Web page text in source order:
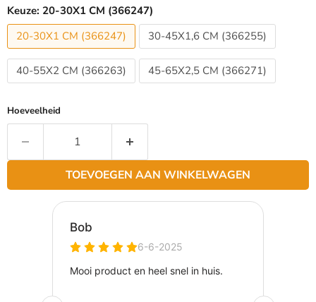
Keuze: 20-30X1 CM (366247)
20-30X1 CM (366247)
30-45X1,6 CM (366255)
40-55X2 CM (366263) 45-65X2,5 CM (366271)
Hoeveelheid
TOEVOEGEN AAN WINKELWAGEN